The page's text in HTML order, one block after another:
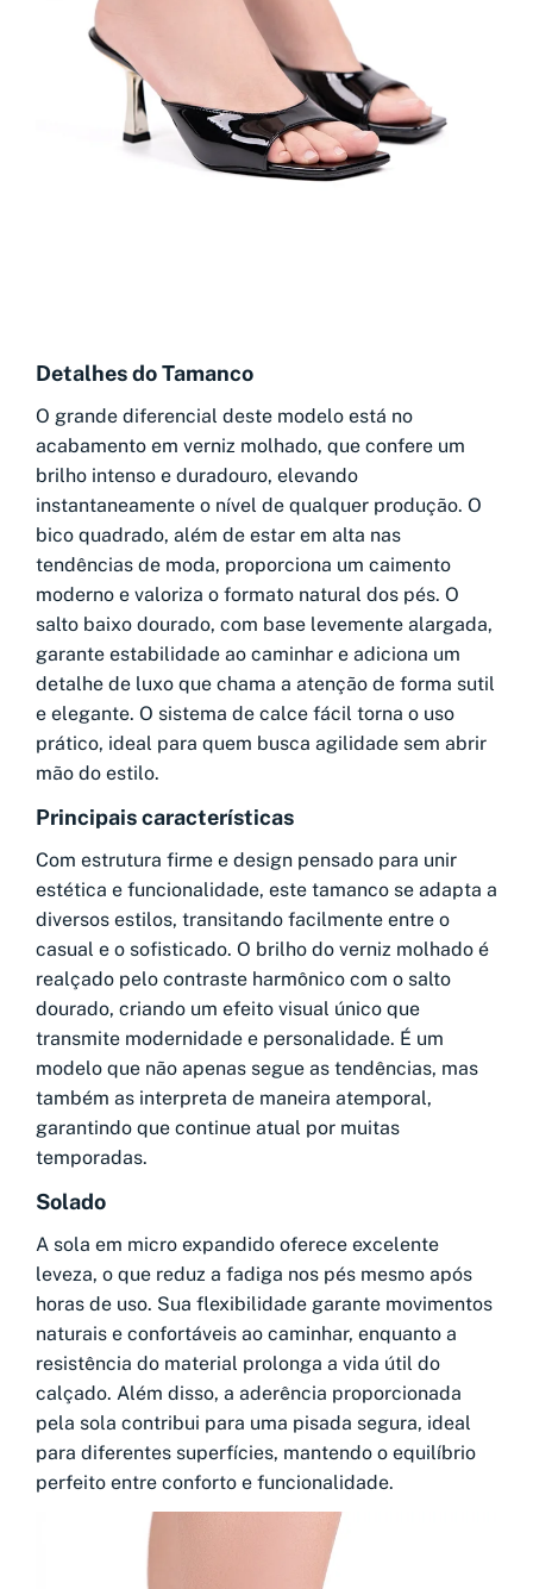
Detalhes do Tamanco
O grande diferencial deste modelo está no
acabamento em verniz molhado, que confere um
brilho intenso e duradouro, elevando
instantaneamente o nível de qualquer produção. O
bico quadrado, além de estar em alta nas
tendências de moda, proporciona um caimento
moderno e valoriza o formato natural dos pés. O
salto baixo dourado, com base levemente alargada,
garante estabilidade ao caminhar e adiciona um
detalhe de luxo que chama a atenção de forma sutil
e elegante. O sistema de calce fácil torna o uso
prático, ideal para quem busca agilidade sem abrir
mão do estilo.
Principais características
Com estrutura firme e design pensado para unir
estética e funcionalidade, este tamanco se adapta a
diversos estilos, transitando facilmente entre o
casual e o sofisticado. O brilho do verniz molhado é
realçado pelo contraste harmônico com o salto
dourado, criando um efeito visual único que
transmite modernidade e personalidade. É um
modelo que não apenas segue as tendências, mas
também as interpreta de maneira atemporal,
garantindo que continue atual por muitas
temporadas.
Solado
A sola em micro expandido oferece excelente
leveza, o que reduz a fadiga nos pés mesmo após
horas de uso. Sua flexibilidade garante movimentos
naturais e confortáveis ao caminhar, enquanto a
resistência do material prolonga a vida útil do
calçado. Além disso, a aderência proporcionada
pela sola contribui para uma pisada segura, ideal
para diferentes superfícies, mantendo o equilíbrio
perfeito entre conforto e funcionalidade.